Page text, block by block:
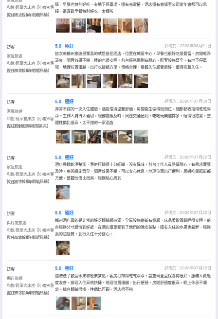
和悅·輕享大床房【小度AI客
控+65寸投屏+智能馬桶】
入住於2026年08月
情，早餐也特別好吃，有地下停車場，還有充電樁，酒店還有會議室公司辦年會都可以承
接，很喜歡早餐特別好吃，太棒啦
訪客
家庭旅遊
和悅·輕享大床房【小度AI客
控+65寸投屏+智能馬桶】
入住於2026年07月
5.0 極好
評價於：2026年08月01日
這次來郴州旅遊最驚喜的就是這個酒店，位置在城區中心，早餐也很好吃很豐富。房間乾淨
清爽，隔音效果不錯，睡的也很安穩。前台服務周到有耐心，配套設施齊全。有地下停車
場，地理位置優越，出行吃飯都方便，價格合理，整體入住感受很好，值得推薦入住。
訪客
家庭旅遊
和悅·輕享雙床房【小度AI客
控+深睡枕頭+拾取茶具】
入住於2026年07月
5.0 極好
評價於：2026年07月30日
非常不錯的一次入住體驗，酒店環境温馨舒適，房間衞生做得很到位，細節都收拾得乾乾淨
淨。工作人員待人親切，服務響應及時。周邊交通便利，吃喝玩樂選擇多，睡得很踏實，整
體性價比很高，太不錯的一家酒店
訪客
家庭旅遊
和悅·輕享大床房【小度AI客
控+65寸投屏+智能馬桶】
入住於2026年07月
5.0 極好
評價於：2026年07月22日
酒店整體乾淨整潔，客房打掃得十分細緻，沒有異味。前台工作人員熱情耐心，有需求響應
及時。房間設施齊全，隔音效果不錯，可以安心休息。地理位置出行便利，周邊吃飯逛街都
方便。整體性價比很高，服務貼心周到
訪客
與好友旅遊
和悅·輕享大床房【小度AI客
控+65寸投屏+智能馬桶】
入住於2026年07月
5.0 極好
評價於：2026年07月22日
郴州酒店真的是非常的好呀體驗感拉滿，全屋設施嶄新有質感，床品柔軟蓬鬆睡得安穩。前
台服務分寸感恰到好處，在酒店還享受到了他們的晚安茶點，還有入住的水果也新鮮，服務
真的超級贊，此行入住十分舒心。
訪客
獨自旅遊
和悅·輕享大床房【小度AI客
控+65寸投屏+智能馬桶】
入住於2026年07月
5.0 極好
評價於：2026年07月22日
還贈送了歡迎水果和晚安茶點，客房打掃得乾乾淨淨，設施齊全且保養得很好。服務人員態
度友善，辦理入住高效快捷。地理位置優越，出行便捷。房間舒適度很高，晚上休息不嘈
雜。綜合體驗很棒，性價比可觀，酒店很不錯